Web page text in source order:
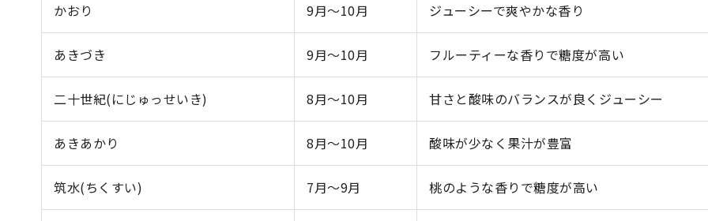
かおり 9月～10月 ジューシーで爽やかな香り
あきづき 9月～10月 フルーティーな香りで糖度が高い
二十世紀(にじゅっせいき) 8月～10月 甘さと酸味のバランスが良くジューシー
あきあかり 8月～10月 酸味が少なく果汁が豊富
筑水(ちくすい) 7月～9月 桃のような香りで糖度が高い